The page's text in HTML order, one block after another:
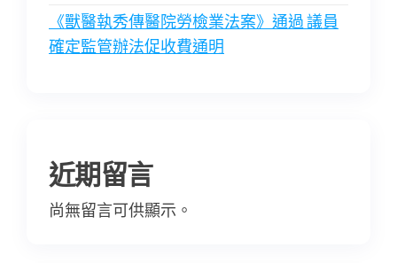
《獸醫執秀傳醫院勞檢業法案》通過 議員
確定監管辦法促收費通明
近期留言
尚無留言可供顯示。